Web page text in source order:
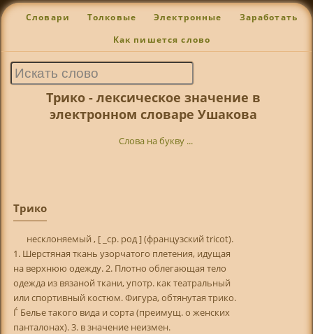
Словари Толковые Электронные Заработать
Как пишется слово
Трико - лексическое значение в
электронном словаре Ушакова
Слова на букву ...
Трико
несклоняемый , [ _ср. род ] (французский tricot).
1. Шерстяная ткань узорчатого плетения, идущая
на верхнюю одежду. 2. Плотно облегающая тело
одежда из вязаной ткани, употр. как театральный
или спортивный костюм. Фигура, обтянутая трико.
Ѓ Белье такого вида и сорта (преимущ. о женских
панталонах). 3. в значение неизмен.